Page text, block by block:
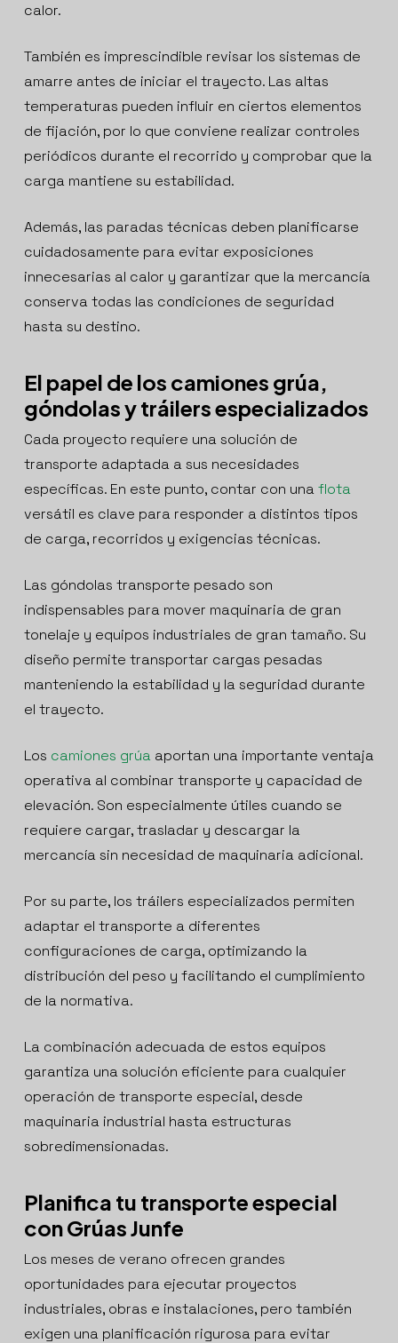
calor.
También es imprescindible revisar los sistemas de
amarre antes de iniciar el trayecto. Las altas
temperaturas pueden influir en ciertos elementos
de fijación, por lo que conviene realizar controles
periódicos durante el recorrido y comprobar que la
carga mantiene su estabilidad.
Además, las paradas técnicas deben planificarse
cuidadosamente para evitar exposiciones
innecesarias al calor y garantizar que la mercancía
conserva todas las condiciones de seguridad
hasta su destino.
El papel de los camiones grúa,
góndolas y tráilers especializados
Cada proyecto requiere una solución de
transporte adaptada a sus necesidades
específicas. En este punto, contar con unaflota
versátil es clave para responder a distintos tipos
de carga, recorridos y exigencias técnicas.
Las góndolas transporte pesado son
indispensables para mover maquinaria de gran
tonelaje y equipos industriales de gran tamaño. Su
diseño permite transportar cargas pesadas
manteniendo la estabilidad y la seguridad durante
el trayecto.
Los camiones grúaaportan una importante ventaja
operativa al combinar transporte y capacidad de
elevación. Son especialmente útiles cuando se
requiere cargar, trasladar y descargar la
mercancía sin necesidad de maquinaria adicional.
Por su parte, los tráilers especializados permiten
adaptar el transporte a diferentes
configuraciones de carga, optimizando la
distribución del peso y facilitando el cumplimiento
de la normativa.
La combinación adecuada de estos equipos
garantiza una solución eficiente para cualquier
operación de transporte especial, desde
maquinaria industrial hasta estructuras
sobredimensionadas.
Planifica tu transporte especial
con Grúas Junfe
Los meses de verano ofrecen grandes
oportunidades para ejecutar proyectos
industriales, obras e instalaciones, pero también
exigen una planificación rigurosa para evitar